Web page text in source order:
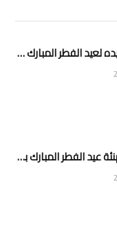
كارت معايده لعيد الفطر المبارك 2025
بطاقات تهنئة عيد الفطر المبارك بالاسم 2025